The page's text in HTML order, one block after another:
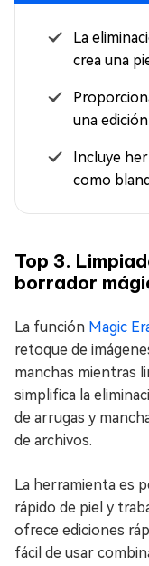
La
crea una
una
Incluye
como
Top 3.
borrador
La función Magic
retoque de
manchas mientras
simplifica la
de arrugas y
de archivos.
La herramienta es
rápido de piel y
ofrece ediciones
fácil de usar